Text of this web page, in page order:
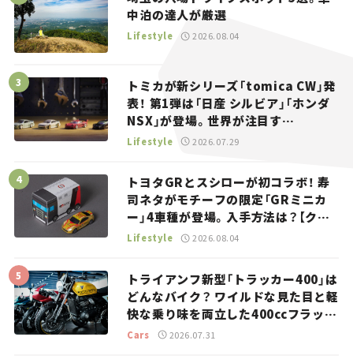
中泊の達人が厳選
Lifestyle 2026.08.04
トミカが新シリーズ「tomica CW」発
表！ 第1弾は「日産 シルビア」「ホンダ
NSX」が登場。世界が注目す
る“JDM”に焦点【クルマとホビー】
Lifestyle 2026.07.29
トヨタGRとスシローが初コラボ！ 寿
司ネタがモチーフの限定「GRミニカ
ー」4車種が登場。入手方法は？【クル
マとホビー】
Lifestyle 2026.08.04
トライアンフ新型「トラッカー400」は
どんなバイク？ ワイルドな見た目と軽
快な乗り味を両立した400ccフラット
トラッカー【試乗レビュー】
Cars 2026.07.31